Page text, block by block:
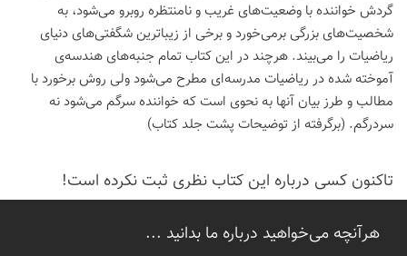
گردش خواننده با وضعیت‌های غریب و نامنتظره روبرو می‌شود، به
شخصیت‌های بزرگی برمی‌خورد و برخی از زیباترین شگفتی‌های دنیای
ریاضیات را می‌بیند. هرچند در این کتاب تمام جنبه‌های هندسه‌ی
آموخته شده در ریاضیات مدرسه‌ای مطرح می‌شود ولی روش برخورد با
مطالب و طرز بیان آنها به نحوی است که خواننده سرگم می‌شود نه
سردرگم. (برگرفته از توضیحات پشت جلد کتاب)
تاكنون كسی درباره این كتاب نظری ثبت نكرده است!
هرآنچه می‌خواهید درباره ما بدانید ...